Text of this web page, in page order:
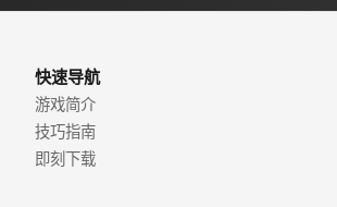
快速导航
游戏简介
技巧指南
即刻下载